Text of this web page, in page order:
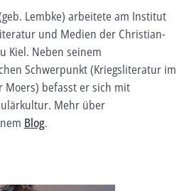
Untermenü
öffnen
Untermenü
öffnen
Lembke) arbeitete am Institut
und Medien der Christian-
Kiel. Neben seinem
Schwerpunkt (Kriegsliteratur im
Moers) befasst er sich mit
Mehr über
Blog.